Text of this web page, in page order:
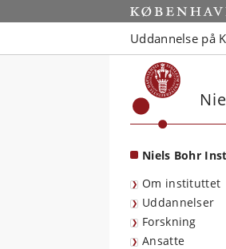
Start
Uddannelse på
Niels Bohr
Om instituttet
Uddannelser
Forskning
Ansatte